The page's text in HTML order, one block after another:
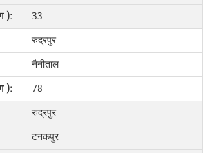
33
रुद्रपुर
नैनीताल
78
रुद्रपुर
टनकपुर